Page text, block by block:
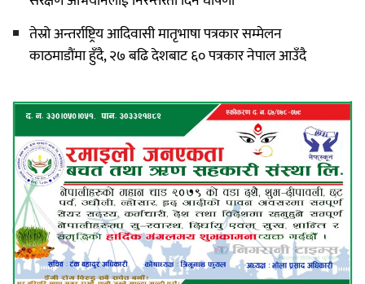
तेस्रो अन्तर्राष्ट्रिय आदिवासी मातृभाषा पत्रकार सम्मेलन
काठमाडौंमा हुँदै, २७ बढि देशबाट ६० पत्रकार नेपाल आउँदै